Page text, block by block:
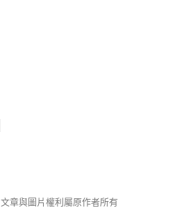
文章與圖片權利屬原作者所有